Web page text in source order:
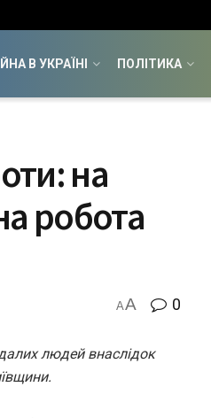
В УКРАЇНІ ПОЛІТИКА
на
робота
AA 0
людей внаслідок